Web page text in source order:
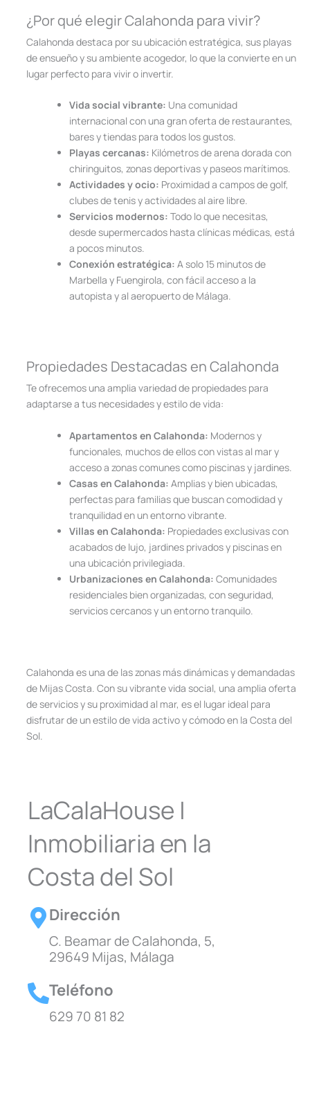
¿Por qué elegir Calahonda para vivir?
Calahonda destaca por su ubicación estratégica, sus playas
de ensueño y su ambiente acogedor, lo que la convierte en un
lugar perfecto para vivir o invertir.
Vida social vibrante: Una comunidad
internacional con una gran oferta de restaurantes,
bares y tiendas para todos los gustos.
Playas cercanas: Kilómetros de arena dorada con
chiringuitos, zonas deportivas y paseos marítimos.
Actividades y ocio: Proximidad a campos de golf,
clubes de tenis y actividades al aire libre.
Servicios modernos: Todo lo que necesitas,
desde supermercados hasta clínicas médicas, está
a pocos minutos.
Conexión estratégica: A solo 15 minutos de
Marbella y Fuengirola, con fácil acceso a la
autopista y al aeropuerto de Málaga.
Propiedades Destacadas en Calahonda
Te ofrecemos una amplia variedad de propiedades para
adaptarse a tus necesidades y estilo de vida:
Apartamentos en Calahonda: Modernos y
funcionales, muchos de ellos con vistas al mar y
acceso a zonas comunes como piscinas y jardines.
Casas en Calahonda: Amplias y bien ubicadas,
perfectas para familias que buscan comodidad y
tranquilidad en un entorno vibrante.
Villas en Calahonda: Propiedades exclusivas con
acabados de lujo, jardines privados y piscinas en
una ubicación privilegiada.
Urbanizaciones en Calahonda: Comunidades
residenciales bien organizadas, con seguridad,
servicios cercanos y un entorno tranquilo.
Calahonda es una de las zonas más dinámicas y demandadas
de Mijas Costa. Con su vibrante vida social, una amplia oferta
de servicios y su proximidad al mar, es el lugar ideal para
disfrutar de un estilo de vida activo y cómodo en la Costa del
Sol.
LaCalaHouse |
Inmobiliaria en la
Costa del Sol
Dirección
C. Beamar de Calahonda, 5,
29649 Mijas, Málaga
Teléfono
629 70 81 82